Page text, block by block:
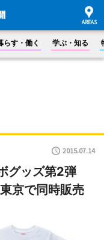
らす・働く 学ぶ・知る
2015.07.14
グッズ第2弾
京で同時販売